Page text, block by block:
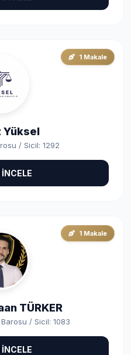
1 Makale
Yüksel
/ Sicil: 1292
İNCELE
1 Makale
TÜRKER
/ Sicil: 1083
İNCELE